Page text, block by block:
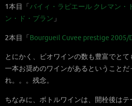
1本目「バイィ・ラピエール クレマン・
ン・ド・ブラン 」
2本目「Bourgueil Cuvee prestige 2005/
とにかく、ビオワインの数も豊富でとて
一本お奨めのワインがあるということ
れ。。。残念。
ちなみに、ボトルワインは、開栓後は